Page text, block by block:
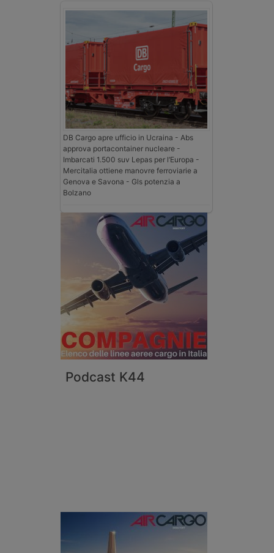
DB Cargo apre ufficio in Ucraina - Abs
approva portacontainer nucleare -
Imbarcati 1.500 suv Lepas per l’Europa -
Mercitalia ottiene manovre ferroviarie a
Genova e Savona - Gls potenzia a
Bolzano
Podcast K44